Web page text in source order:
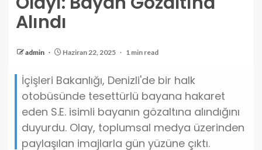
Alındı
admin Haziran 22, 2025 1 min read
İçişleri Bakanlığı, Denizli'de bir halk
otobüsünde tesettürlü bayana hakaret
eden S.E. isimli bayanın gözaltına alındığını
duyurdu. Olay, toplumsal medya üzerinden
paylaşılan imajlarla gün yüzüne çıktı.